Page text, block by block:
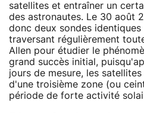
satellites et entraîner un
des astronautes. Le 30 août
donc deux sondes
traversant régulièrement
Allen pour étudier le
grand succès initial,
jours de mesure, les
d'une troisième zone (ou
période de forte activité